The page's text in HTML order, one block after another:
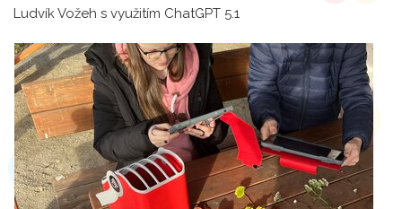
Ludvík Vožeh s využitím ChatGPT 5.1